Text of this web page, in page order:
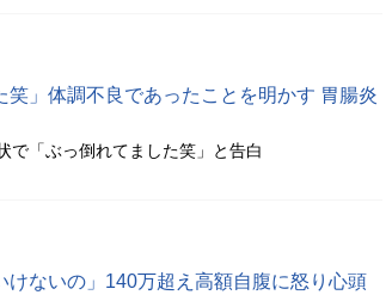
」体調不良であったことを明かす 胃腸炎
で「ぶっ倒れてました笑」と告白
けないの」140万超え高額自腹に怒り心頭